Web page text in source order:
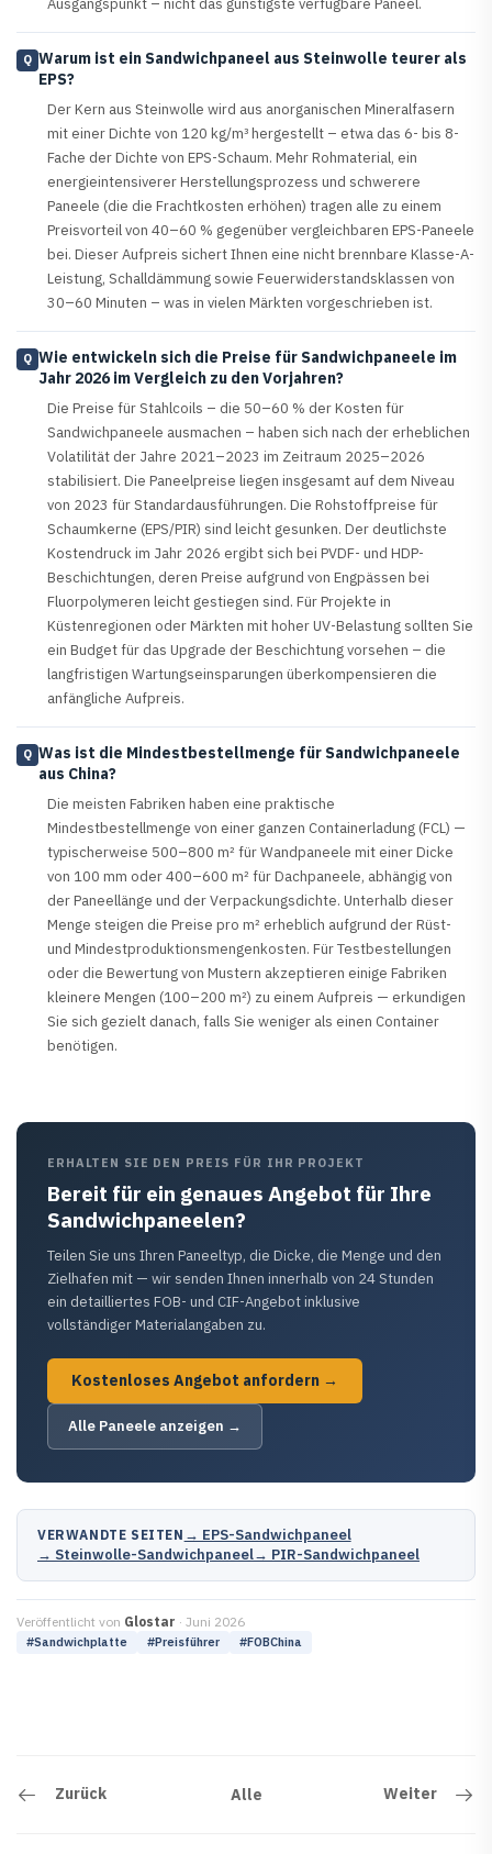
Q Warum ist ein Sandwichpaneel aus Steinwolle teurer als
EPS?
Der Kern aus Steinwolle wird aus anorganischen Mineralfasern
mit einer Dichte von 120 kg/m³ hergestellt – etwa das 6- bis 8-
Fache der Dichte von EPS-Schaum. Mehr Rohmaterial, ein
energieintensiverer Herstellungsprozess und schwerere
Paneele (die die Frachtkosten erhöhen) tragen alle zu einem
Preisvorteil von 40–60 % gegenüber vergleichbaren EPS-Paneele
bei. Dieser Aufpreis sichert Ihnen eine nicht brennbare Klasse-A-
Leistung, Schalldämmung sowie Feuerwiderstandsklassen von
30–60 Minuten – was in vielen Märkten vorgeschrieben ist.
Q Wie entwickeln sich die Preise für Sandwichpaneele im
Jahr 2026 im Vergleich zu den Vorjahren?
Die Preise für Stahlcoils – die 50–60 % der Kosten für
Sandwichpaneele ausmachen – haben sich nach der erheblichen
Volatilität der Jahre 2021–2023 im Zeitraum 2025–2026
stabilisiert. Die Paneelpreise liegen insgesamt auf dem Niveau
von 2023 für Standardausführungen. Die Rohstoffpreise für
Schaumkerne (EPS/PIR) sind leicht gesunken. Der deutlichste
Kostendruck im Jahr 2026 ergibt sich bei PVDF- und HDP-
Beschichtungen, deren Preise aufgrund von Engpässen bei
Fluorpolymeren leicht gestiegen sind. Für Projekte in
Küstenregionen oder Märkten mit hoher UV-Belastung sollten Sie
ein Budget für das Upgrade der Beschichtung vorsehen – die
langfristigen Wartungseinsparungen überkompensieren die
anfängliche Aufpreis.
Q Was ist die Mindestbestellmenge für Sandwichpaneele
aus China?
Die meisten Fabriken haben eine praktische
Mindestbestellmenge von einer ganzen Containerladung (FCL) —
typischerweise 500–800 m² für Wandpaneele mit einer Dicke
von 100 mm oder 400–600 m² für Dachpaneele, abhängig von
der Paneellänge und der Verpackungsdichte. Unterhalb dieser
Menge steigen die Preise pro m² erheblich aufgrund der Rüst-
und Mindestproduktionsmengenkosten. Für Testbestellungen
oder die Bewertung von Mustern akzeptieren einige Fabriken
kleinere Mengen (100–200 m²) zu einem Aufpreis — erkundigen
Sie sich gezielt danach, falls Sie weniger als einen Container
benötigen.
ERHALTEN SIE DEN PREIS FÜR IHR PROJEKT
Bereit für ein genaues Angebot für Ihre
Sandwichpaneelen?
Teilen Sie uns Ihren Paneeltyp, die Dicke, die Menge und den
Zielhafen mit — wir senden Ihnen innerhalb von 24 Stunden
ein detailliertes FOB- und CIF-Angebot inklusive
vollständiger Materialangaben zu.
Kostenloses Angebot anfordern →
Alle Paneele anzeigen →
VERWANDTE SEITEN → EPS-Sandwichpaneel
→ Steinwolle-Sandwichpaneel→ PIR-Sandwichpaneel
Veröffentlicht von Glostar · Juni 2026
#Sandwichplatte #Preisführer #FOBChina
Zurück Alle Weiter